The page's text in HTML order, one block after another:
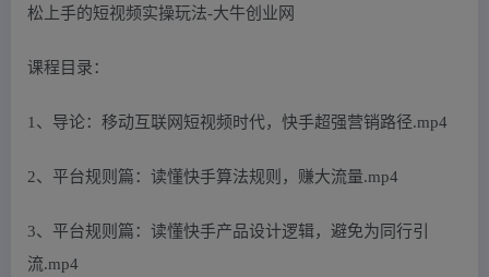
课程目录：
1、导论：移动互联网短视频时代，快手超强营销路径.mp4
2、平台规则篇：读懂快手算法规则，赚大流量.mp4
3、平台规则篇：读懂快手产品设计逻辑，避免为同行引
流.mp4